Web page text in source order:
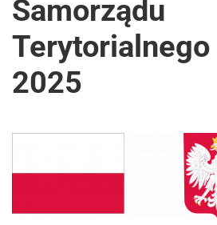
Samorządu
2025